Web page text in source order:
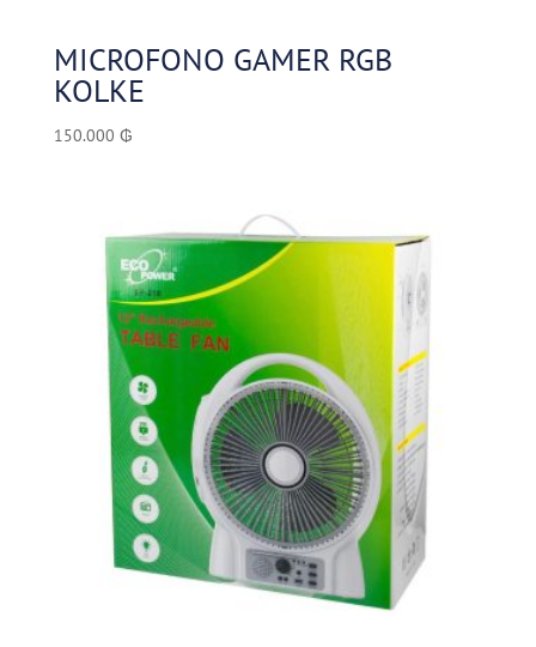
MICROFONO GAMER RGB
KOLKE
150.000 ₲